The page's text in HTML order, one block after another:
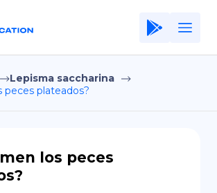
Home
Terms of Use
Policy
Lepisma saccharina
peces plateados?
los peces